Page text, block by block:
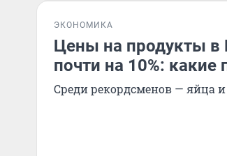
ЭКОНОМИКА
Цены на продукты в
почти на 10%:
Среди рекордсменов — яйца